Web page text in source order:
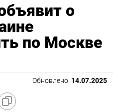
о
по Москве
Обновлено: 14.07.2025